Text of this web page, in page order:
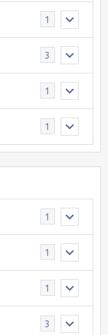
1
3
1
1
1
1
1
3